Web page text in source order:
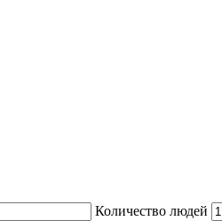
Количество людей